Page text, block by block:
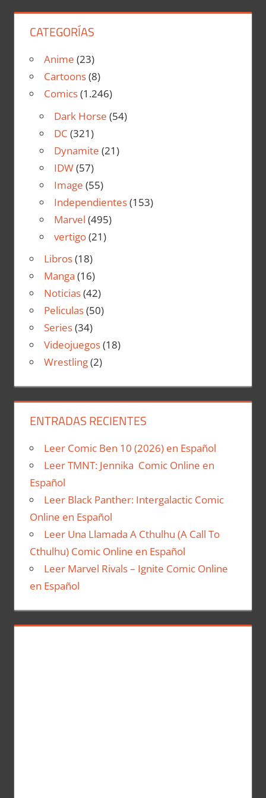
CATEGORÍAS
Anime (23)
Cartoons(8)
Comics(1.246)
Dark Horse (54)
DC (321)
Dynamite (21)
IDW(57)
Image (55)
Independientes(153)
Marvel (495)
vertigo(21)
Libros(18)
Manga (16)
Noticias(42)
Peliculas(50)
Series(34)
Videojuegos(18)
Wrestling(2)
ENTRADAS RECIENTES
Leer Comic Ben 10 (2026) en Español
Leer TMNT: Jennika Comic Online en
Español
Leer Black Panther: Intergalactic Comic
Online en Español
Leer Una Llamada A Cthulhu (A Call To
Cthulhu) Comic Online en Español
Leer Marvel Rivals – Ignite Comic Online
en Español